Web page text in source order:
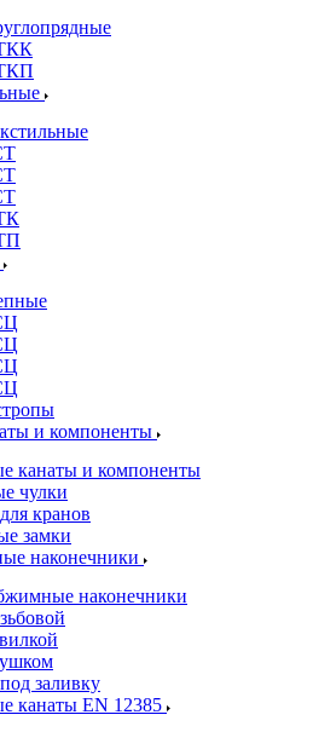
и компоненты
канаты и компоненты
чулки
кранов
замки
наконечники
наконечники
заливку
канаты EN 12385